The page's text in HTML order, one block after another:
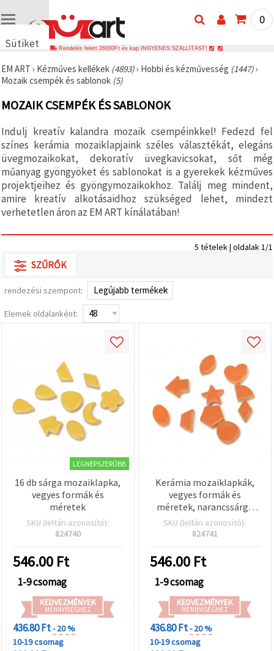
Sütiket
🍪 Cookie-
kat és
technológiákat
használunk
érdekében,
hogy
biztosítsuk
a weboldal
megfelelő
működését,
javítsuk az
Ön
felhasználói
forgalmat,
relevánsabb
hirdetéseket
marketingpartnereink
Az "Összes
elfogadása"
elfogadhatja
Beállításokban
megadhatja
preferenciáit
típusú sütik
kiválasztásával
"Mentés"
gombra
kattintva.
Fogadja
el
mindet
0
Rendelés felett 26000Ft és kap INGYENES SZÁLLÍTÁST!
EM ART › Kézműves kellékek (4893)› Hobbi és kézművesség (1447)›
Mozaik csempék és sablonok (5)
MOZAIK CSEMPÉK ÉS SABLONOK
Indulj kreatív kalandra mozaik csempéinkkel! Fedezd fel
színes kerámia mozaiklapjaink széles választékát, elegáns
üvegmozaikokat, dekoratív üvegkavicsokat, sőt még
műanyag gyöngyöket és sablonokat is a gyerekek kézműves
projektjeihez és gyöngymozaikokhoz. Találj meg mindent,
amire kreatív alkotásaidhoz szükséged lehet, mindezt
verhetetlen áron az EM ART kínálatában!
5 tételek | oldalak 1/1
SZŰRŐK
rendezési szempont:
Elemek oldalanként:
LEGNÉPSZERŰBB
16 db sárga mozaiklapka,
vegyes formák és
méretek
SKU (leltári azonosító):
824740
546.00 Ft
1-9 csomag
KEDVEZMÉNYEK
MENNYISÉGHEZ
436.80 Ft- 20 %
10-19 csomag
Kerámia mozaiklapkák,
vegyes formák és
méretek, narancssárga
színű – 16 db
SKU (leltári azonosító):
824741
546.00 Ft
1-9 csomag
KEDVEZMÉNYEK
MENNYISÉGHEZ
436.80 Ft- 20 %
10-19 csomag